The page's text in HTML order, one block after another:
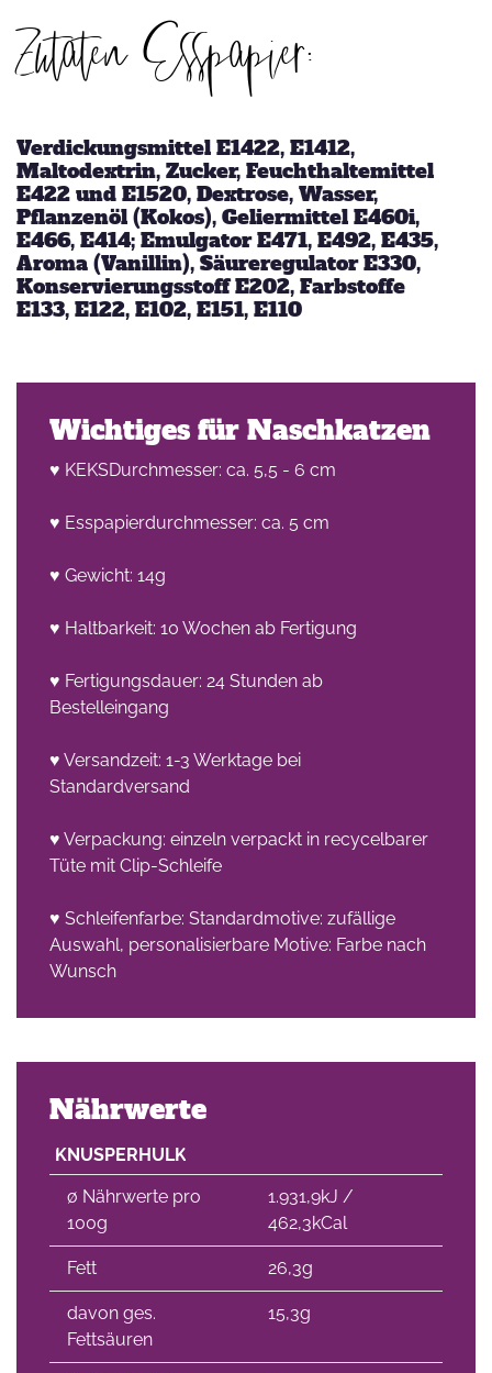
Zutaten Esspapier:
Verdickungsmittel E1422, E1412,
Maltodextrin, Zucker, Feuchthaltemittel
E422 und E1520, Dextrose, Wasser,
Pflanzenöl (Kokos), Geliermittel E460i,
E466, E414; Emulgator E471, E492, E435,
Aroma (Vanillin), Säureregulator E330,
Konservierungsstoff E202, Farbstoffe
E133, E122, E102, E151, E110
Wichtiges für Naschkatzen
♥ KEKSDurchmesser: ca. 5,5 - 6 cm
♥ Esspapierdurchmesser: ca. 5 cm
♥ Gewicht: 14g
♥ Haltbarkeit: 10 Wochen ab Fertigung
♥ Fertigungsdauer: 24 Stunden ab
Bestelleingang
♥ Versandzeit: 1-3 Werktage bei
Standardversand
♥ Verpackung: einzeln verpackt in recycelbarer
Tüte mit Clip-Schleife
♥ Schleifenfarbe: Standardmotive: zufällige
Auswahl, personalisierbare Motive: Farbe nach
Wunsch
Nährwerte
KNUSPERHULK
∅ Nährwerte pro
100g
1.931,9kJ /
462,3kCal
Fett 26,3g
davon ges.
Fettsäuren
15,3g